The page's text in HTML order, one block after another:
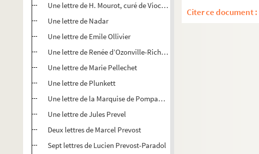
Une lettre de H. Mourot, curé de Viocourt
Une lettre de Nadar
Une lettre de Emile Ollivier
Une lettre de Renée d’Ozonville-Richard
Une lettre de Marie Pellechet
Une lettre de Plunkett
Une lettre de la Marquise de Pompadour
Une lettre de Jules Prevel
Deux lettres de Marcel Prevost
Sept lettres de Lucien Prevost-Paradol
Citer ce document :